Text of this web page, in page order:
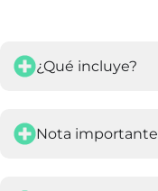
¿Qué incluye?
Nota importante